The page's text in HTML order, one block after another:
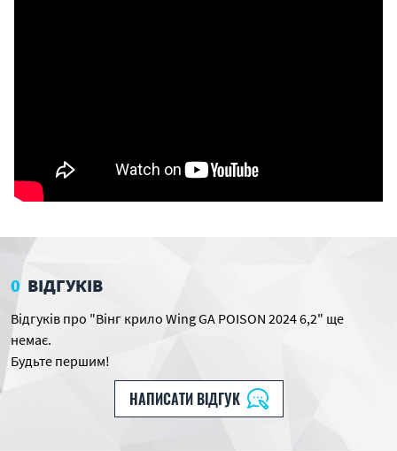
0 ВІДГУКІВ
Відгуків про "Вінг крило Wing GA POISON 2024 6,2" ще
немає.
Будьте першим!
НАПИСАТИ ВІДГУК